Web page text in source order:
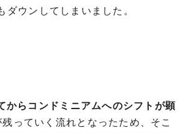
ウンしてしまいました。
からコンドミニアムへのシフトが顕
っていく流れとなったため、そこ